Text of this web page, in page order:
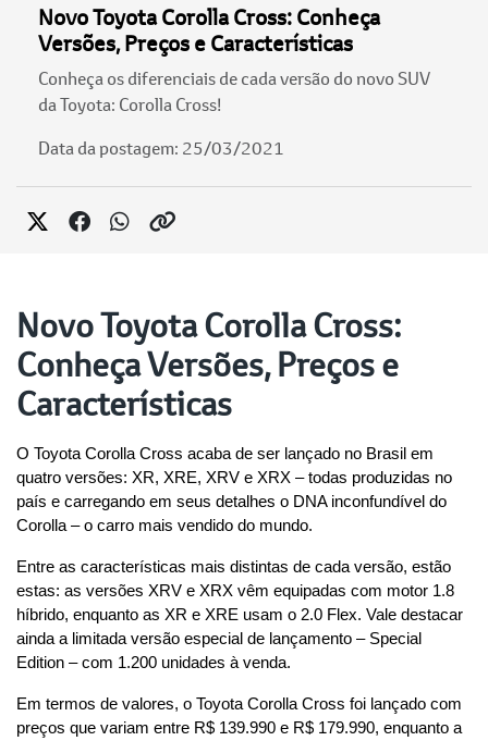
Novo Toyota Corolla Cross: Conheça
Versões, Preços e Características
Conheça os diferenciais de cada versão do novo SUV
da Toyota: Corolla Cross!
Data da postagem: 25/03/2021
Novo Toyota Corolla Cross:
Conheça Versões, Preços e
Características
O Toyota Corolla Cross acaba de ser lançado no Brasil em
quatro versões: XR, XRE, XRV e XRX – todas produzidas no
país e carregando em seus detalhes o DNA inconfundível do
Corolla – o carro mais vendido do mundo.
Entre as características mais distintas de cada versão, estão
estas: as versões XRV e XRX vêm equipadas com motor 1.8
híbrido, enquanto as XR e XRE usam o 2.0 Flex. Vale destacar
ainda a limitada versão especial de lançamento – Special
Edition – com 1.200 unidades à venda.
Em termos de valores, o Toyota Corolla Cross foi lançado com
preços que variam entre R$ 139.990 e R$ 179.990, enquanto a